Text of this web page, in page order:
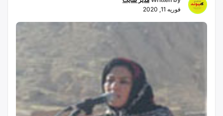
فوریه 11, 2020